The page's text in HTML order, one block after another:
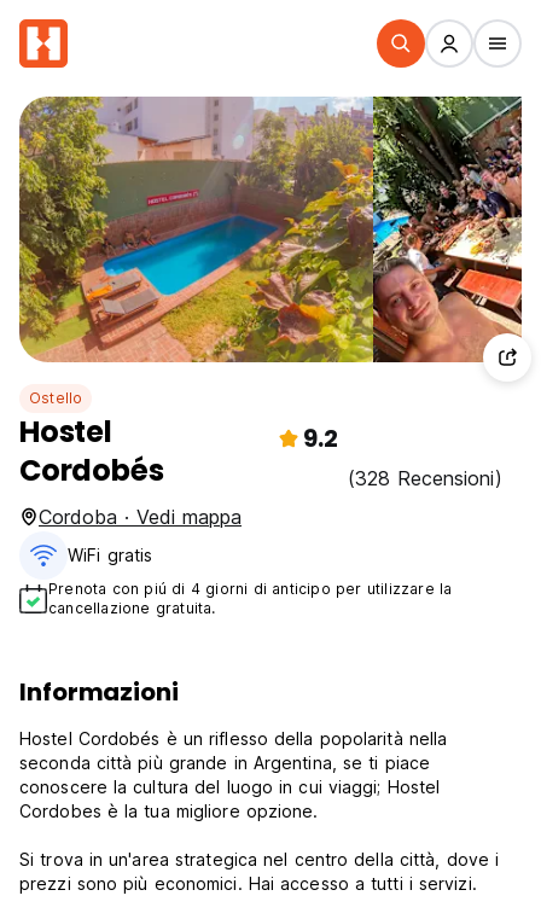
Ostello
Hostel
Cordobés
9.2
(328 Recensioni)
Cordoba · Vedi mappa
WiFi gratis
Prenota con piú di 4 giorni di anticipo per utilizzare la
cancellazione gratuita.
Informazioni
Hostel Cordobés è un riflesso della popolarità nella
seconda città più grande in Argentina, se ti piace
conoscere la cultura del luogo in cui viaggi; Hostel
Cordobes è la tua migliore opzione.
Si trova in un'area strategica nel centro della città, dove i
prezzi sono più economici. Hai accesso a tutti i servizi.